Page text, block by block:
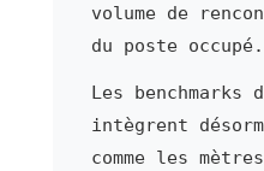
volume de
du poste occupé.
Les benchmarks
intègrent
comme les